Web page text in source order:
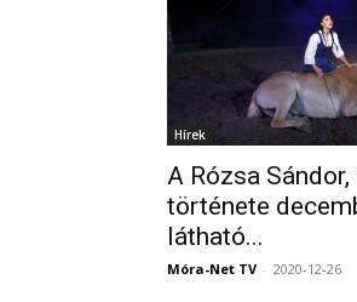
Hírek
A Rózsa
története
látható...
Móra-Net TV - 2020-12-26